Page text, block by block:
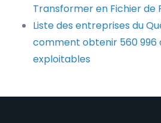
Transformer en Fichier de
Liste des entreprises du
comment obtenir 560 996
exploitables